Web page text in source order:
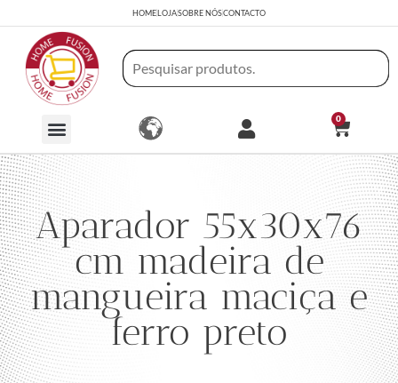
HOMELOJASOBRE NÓSCONTACTO
0
Aparador 55x30x76
cm madeira de
mangueira maciça e
ferro preto